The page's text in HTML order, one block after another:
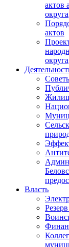
актов
округа
актов
округа
Власть